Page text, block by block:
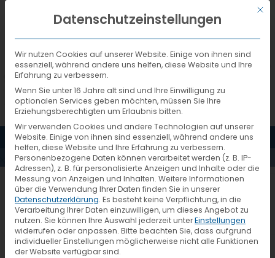
DEUTSCH
MENÜ
K.PASZEK
Mit
Datenschutzeinstellungen
Wir nutzen Cookies auf unserer Website. Einige von ihnen sind
essenziell, während andere uns helfen, diese Website und Ihre
Erfahrung zu verbessern.
Wenn Sie unter 16 Jahre alt sind und Ihre Einwilligung zu
optionalen Services geben möchten, müssen Sie Ihre
Erziehungsberechtigten um Erlaubnis bitten.
Wir verwenden Cookies und andere Technologien auf unserer
Website. Einige von ihnen sind essenziell, während andere uns
helfen, diese Website und Ihre Erfahrung zu verbessern.
Personenbezogene Daten können verarbeitet werden (z. B. IP-
Adressen), z. B. für personalisierte Anzeigen und Inhalte oder die
Messung von Anzeigen und Inhalten. Weitere Informationen
über die Verwendung Ihrer Daten finden Sie in unserer
Datenschutzerklärung. Es besteht keine Verpflichtung, in die
Verarbeitung Ihrer Daten einzuwilligen, um dieses Angebot zu
nutzen. Sie können Ihre Auswahl jederzeit unterEinstellungen
widerrufen oder anpassen. Bitte beachten Sie, dass aufgrund
individueller Einstellungen möglicherweise nicht alle Funktionen
der Website verfügbar sind.